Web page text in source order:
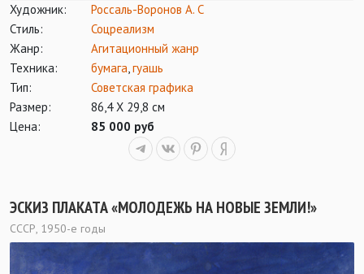
Художник:
Россаль-Воронов А. С
Стиль:
Соцреализм
Жанр:
Агитационный жанр
Техника:
бумага,гуашь
Тип:
Советская графика
Размер:
86,4 Х 29,8 см
Цена:
85 000 руб
ЭСКИЗ ПЛАКАТА «МОЛОДЕЖЬ НА НОВЫЕ ЗЕМЛИ!»
СССР, 1950-е годы